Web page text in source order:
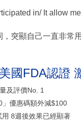
in/ It allow
，突顯自己一直非常
國FDA認證
及評價No. 1
」優惠碼額外減$100
8週後效果已經顯著